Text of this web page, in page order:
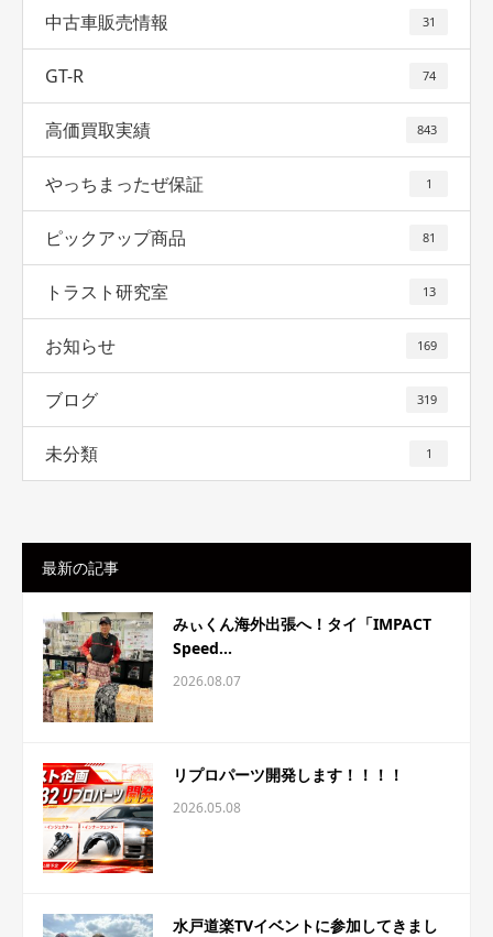
中古車販売情報 31
GT-R 74
高価買取実績 843
やっちまったぜ保証 1
ピックアップ商品 81
トラスト研究室 13
お知らせ 169
ブログ 319
未分類 1
最新の記事
みぃくん海外出張へ！タイ「IMPACT
Speed...
2026.08.07
リプロパーツ開発します！！！！
2026.05.08
水戸道楽TVイベントに参加してきまし